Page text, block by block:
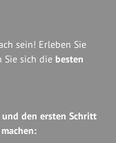
sein! Erleben Sie
Sie sich die besten
den ersten Schritt